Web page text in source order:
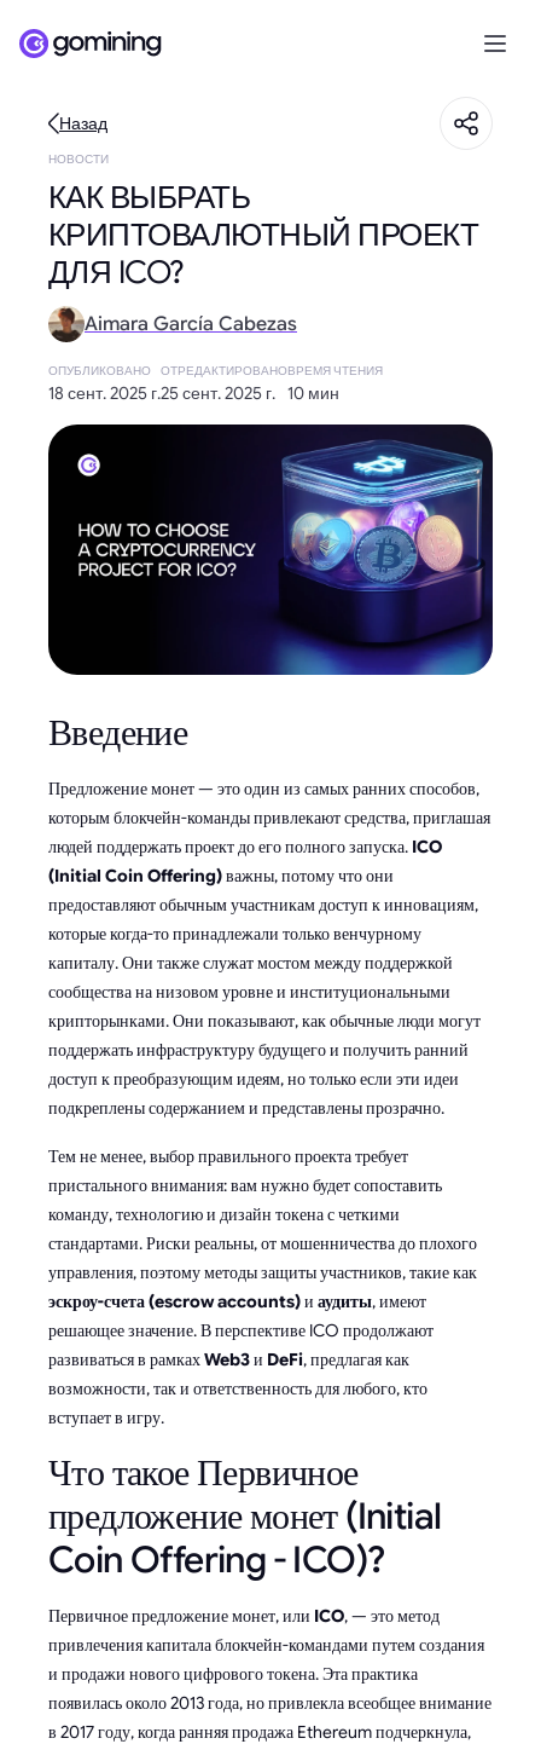
Назад
НОВОСТИ
КАК ВЫБРАТЬ
КРИПТОВАЛЮТНЫЙ ПРОЕКТ
ДЛЯ ICO?
Aimara García Cabezas
ОПУБЛИКОВАНО
18 сент. 2025 г.
ОТРЕДАКТИРОВАНО
25 сент. 2025 г.
ВРЕМЯ ЧТЕНИЯ
10 мин
Введение
Предложение монет — это один из самых ранних способов,
которым блокчейн-команды привлекают средства, приглашая
людей поддержать проект до его полного запуска. ICO
(Initial Coin Offering)важны, потому что они
предоставляют обычным участникам доступ к инновациям,
которые когда-то принадлежали только венчурному
капиталу. Они также служат мостом между поддержкой
сообщества на низовом уровне и институциональными
крипторынками. Они показывают, как обычные люди могут
поддержать инфраструктуру будущего и получить ранний
доступ к преобразующим идеям, но только если эти идеи
подкреплены содержанием и представлены прозрачно.
Тем не менее, выбор правильного проекта требует
пристального внимания: вам нужно будет сопоставить
команду, технологию и дизайн токена с четкими
стандартами. Риски реальны, от мошенничества до плохого
управления, поэтому методы защиты участников, такие как
эскроу-счета (escrow accounts)и аудиты, имеют
решающее значение. В перспективе ICO продолжают
развиваться в рамкахWeb3и DeFi, предлагая как
возможности, так и ответственность для любого, кто
вступает в игру.
Что такое Первичное
предложение монет (Initial
Coin Offering - ICO)?
Первичное предложение монет, или ICO, — это метод
привлечения капитала блокчейн-командами путем создания
и продажи нового цифрового токена. Эта практика
появилась около 2013 года, но привлекла всеобщее внимание
в 2017 году, когда ранняя продажа Ethereum подчеркнула,